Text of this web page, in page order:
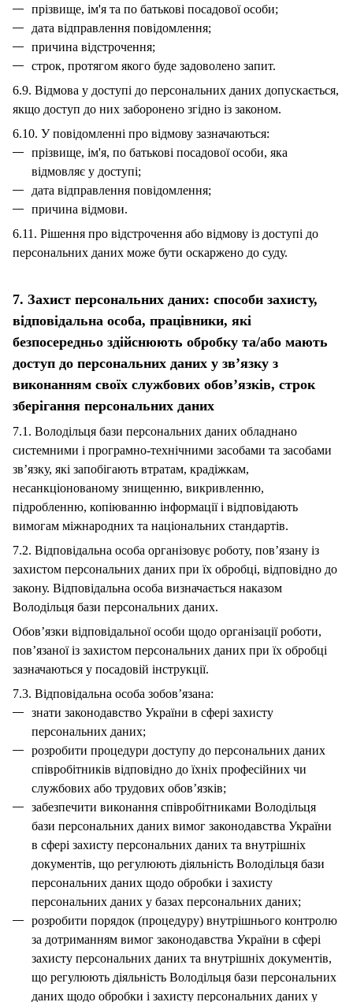
прізвище, ім'я та по батькові посадової особи;
дата відправлення повідомлення;
причина відстрочення;
строк, протягом якого буде задоволено запит.
6.9. Відмова у доступі до персональних даних допускається,
якщо доступ до них заборонено згідно із законом.
6.10. У повідомленні про відмову зазначаються:
прізвище, ім'я, по батькові посадової особи, яка
відмовляє у доступі;
дата відправлення повідомлення;
причина відмови.
6.11. Рішення про відстрочення або відмову із доступі до
персональних даних може бути оскаржено до суду.
7. Захист персональних даних: способи захисту,
відповідальна особа, працівники, які
безпосередньо здійснюють обробку та/або мають
доступ до персональних даних у зв’язку з
виконанням своїх службових обов’язків, строк
зберігання персональних даних
7.1. Володільця бази персональних даних обладнано
системними і програмно-технічними засобами та засобами
зв’язку, які запобігають втратам, крадіжкам,
несанкціонованому знищенню, викривленню,
підробленню, копіюванню інформації і відповідають
вимогам міжнародних та національних стандартів.
7.2. Відповідальна особа організовує роботу, пов’язану із
захистом персональних даних при їх обробці, відповідно до
закону. Відповідальна особа визначається наказом
Володільця бази персональних даних.
Обов’язки відповідальної особи щодо організації роботи,
пов’язаної із захистом персональних даних при їх обробці
зазначаються у посадовій інструкції.
7.3. Відповідальна особа зобов’язана:
знати законодавство України в сфері захисту
персональних даних;
розробити процедури доступу до персональних даних
співробітників відповідно до їхніх професійних чи
службових або трудових обов’язків;
забезпечити виконання співробітниками Володільця
бази персональних даних вимог законодавства України
в сфері захисту персональних даних та внутрішніх
документів, що регулюють діяльність Володільця бази
персональних даних щодо обробки і захисту
персональних даних у базах персональних даних;
розробити порядок (процедуру) внутрішнього контролю
за дотриманням вимог законодавства України в сфері
захисту персональних даних та внутрішніх документів,
що регулюють діяльність Володільця бази персональних
даних щодо обробки і захисту персональних даних у